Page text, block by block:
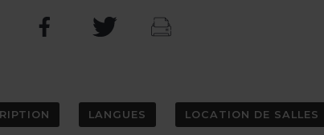
LANGUES LOCATION DE SALLES